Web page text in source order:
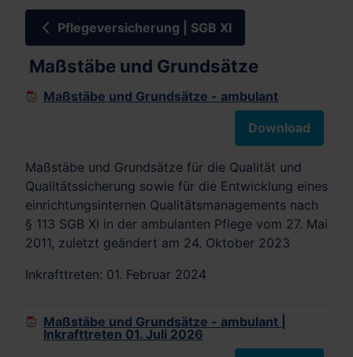
Pflegeversicherung | SGB XI
Maßstäbe und Grundsätze
Maßstäbe und Grundsätze - ambulant
Download
Maßstäbe und Grundsätze für die Qualität und
Qualitätssicherung sowie für die Entwicklung eines
einrichtungsinternen Qualitätsmanagements nach
§ 113 SGB XI in der ambulanten Pflege vom 27. Mai
2011, zuletzt geändert am 24. Oktober 2023
Inkrafttreten: 01. Februar 2024
Maßstäbe und Grundsätze - ambulant |
Inkrafttreten 01. Juli 2026